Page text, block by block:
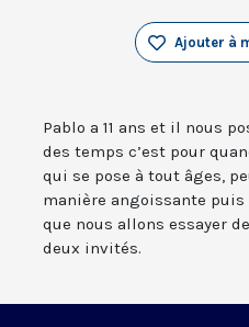
Ajouter à
Pablo a 11 ans et il nous
des temps c’est pour
qui se pose à tout âges,
manière angoissante puis
que nous allons essayer
deux invités.